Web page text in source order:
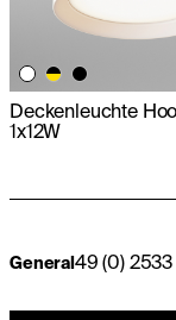
Deckenleuchte
1x12W
General49 (0)